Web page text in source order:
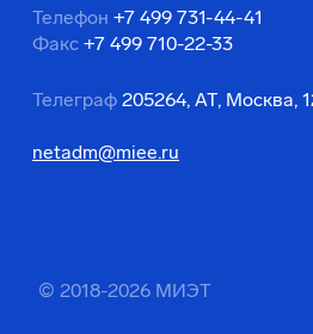
Телефон +7 499 731-44-41
Факс +7 499 710-22-33
Телеграф 205264, АТ, Москва,
netadm@miee.ru
© 2018-2026 МИЭТ